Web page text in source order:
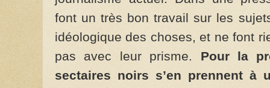
font un très bon travail sur les
idéologique des choses, et ne font
pas avec leur prisme. Pour la
sectaires noirs s’en prennent à